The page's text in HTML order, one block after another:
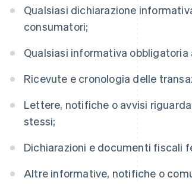
Qualsiasi dichiarazione
consumatori;
Qualsiasi informativa
Ricevute e cronologia delle
Lettere, notifiche o avvisi
stessi;
Dichiarazioni e documenti fiscali
Altre informative, notifiche o